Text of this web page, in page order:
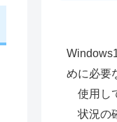
めに必要
使用し
状況の